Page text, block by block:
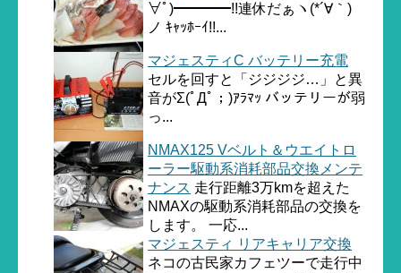
∀ﾟ)━━━━!!連休だぁヽ(*´∀｀)
ノ ｷｬｯﾎｰｲ!!...
マジェスティC バッテリー充電
セルを回すと「ジジジジ…」と異
音がΣ(ﾟДﾟ；)ｱﾗﾏｯ バッテリーが弱
っ...
NMAX125 Vベルト＆ウエイトロ
ーラー駆動系消耗部品交換メンテ
ナンス 走行距離3万kmを超えた
NMAXの駆動系消耗部品の交換を
します。 一応...
マジェスティ リアキャリア交換
ネコの古民家カフェツーで走行中